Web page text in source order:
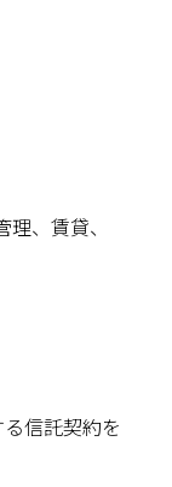
、賃貸、
信託契約を